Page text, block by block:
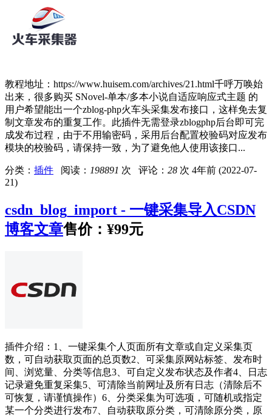
教程地址：https://www.huisem.com/archives/21.html千呼万唤始
出来，很多购买 SNovel-单本/多本小说自适应响应式主题 的
用户希望能出一个zblog-php火车头采集发布接口，这样免去复
制文章发布的重复工作。此插件无需登录zblogphp后台即可完
成发布过程，由于不用输密码，采用后台配置校验码对应发布
模块的校验码，请保持一致，为了避免他人使用该接口...
分类： 插件 阅读： 198891 次 评论： 28 次 4年前 (2022-07-
21)
csdn_blog_import - 一键采集导入CSDN
博客文章售价： ¥99元
插件介绍：1、一键采集个人页面所有文章或自定义采集页
数，可自动获取页面的总页数2、可采集原网站标签、发布时
间、浏览量、分类等信息3、可自定义发布状态及作者4、日志
记录避免重复采集5、可清除当前网址及所有日志（清除后不
可恢复，请谨慎操作）6、分类采集为可选项，可随机或指定
某一个分类进行发布7、自动获取原分类，可清除原分类，原